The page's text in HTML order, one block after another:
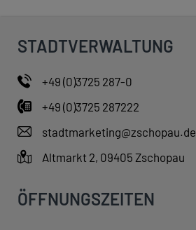
STADTVERWALTUNG
+49 (0)3725 287-0
+49 (0)3725 287222
stadtmarketing@zschopau.de
Altmarkt 2, 09405 Zschopau
ÖFFNUNGSZEITEN